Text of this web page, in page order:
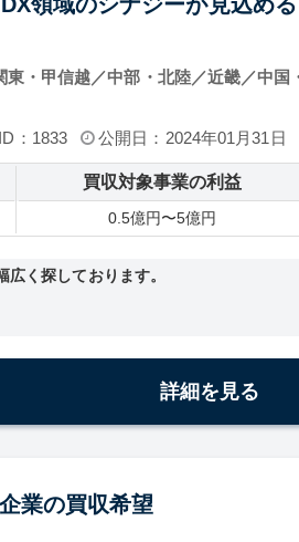
・甲信越／中部・北陸／近畿／中国
：1833
公開日：2024年01月31日
買収対象事業の利益
0.5億円〜5億円
く探しております。
詳細を見る
業の買収希望